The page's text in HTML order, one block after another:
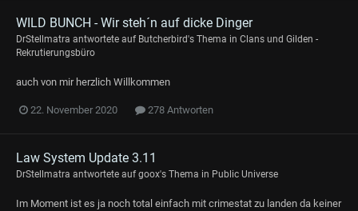
WILD BUNCH - Wir steh´n auf dicke Dinger
DrStellmatra antwortete auf Butcherbird's Thema in Clans und Gilden -
Rekrutierungsbüro
auch von mir herzlich Willkommen
22. November 2020 278 Antworten
Law System Update 3.11
DrStellmatra antwortete aufgoox's Thema in Public Universe
Im Moment ist es ja noch total einfach mit crimestat zu landen da keiner